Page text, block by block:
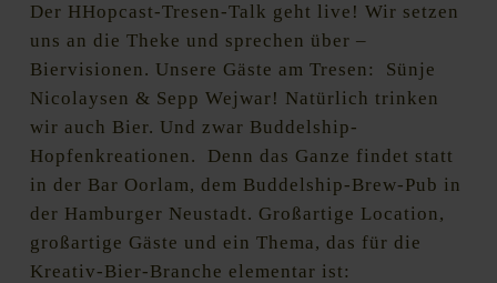
Der HHopcast-Tresen-Talk geht live! Wir setzen
uns an die Theke und sprechen über –
Biervisionen. Unsere Gäste am Tresen: Sünje
Nicolaysen & Sepp Wejwar! Natürlich trinken
wir auch Bier. Und zwar Buddelship-
Hopfenkreationen. Denn das Ganze findet statt
in der Bar Oorlam, dem Buddelship-Brew-Pub in
der Hamburger Neustadt. Großartige Location,
großartige Gäste und ein Thema, das für die
Kreativ-Bier-Branche elementar ist: